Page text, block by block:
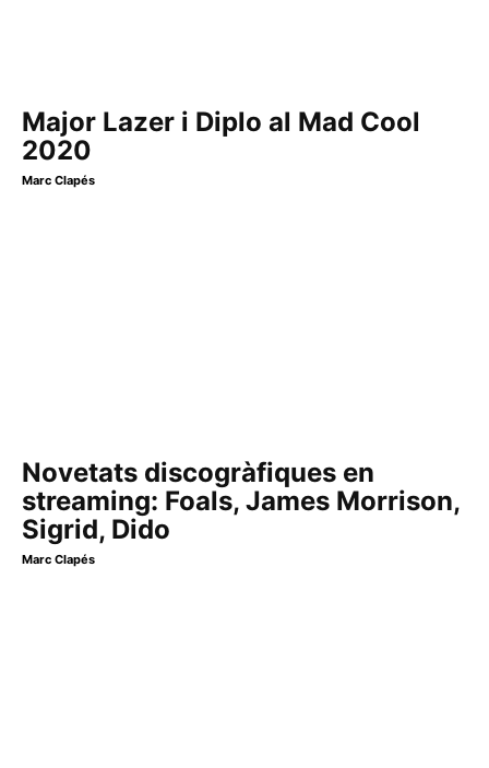
Major Lazer i Diplo al Mad Cool
2020
Marc Clapés
Novetats discogràfiques en
streaming: Foals, James Morrison,
Sigrid, Dido
Marc Clapés